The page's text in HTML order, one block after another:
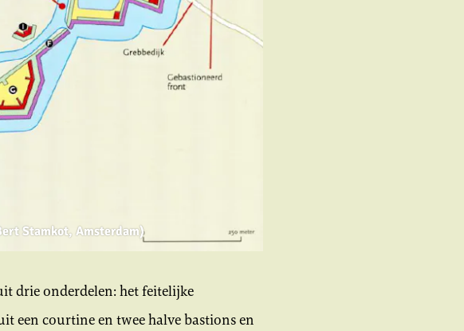
Stamkot, Amsterdam)
drie onderdelen: het feitelijke
een courtine en twee halve bastions en